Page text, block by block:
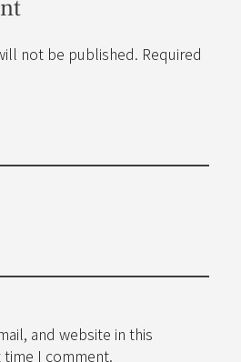
not be published. Required
and website in this
I comment.